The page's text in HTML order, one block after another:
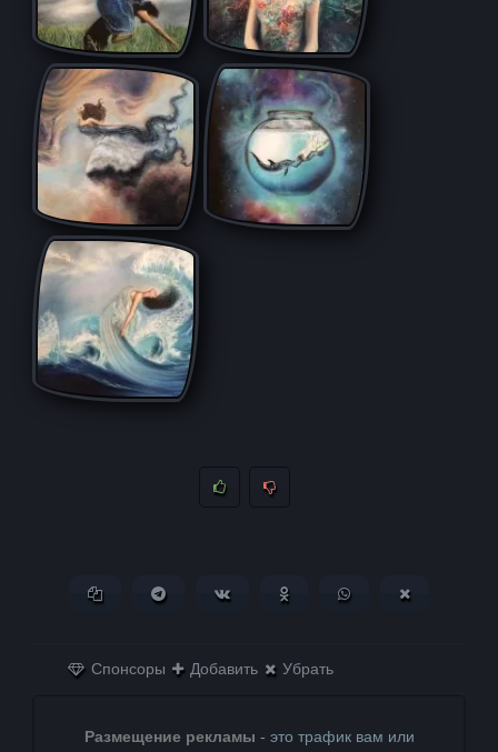
Копировать ссылкуПоделиться в Telegram
Поделиться ВКонтактеПоделиться в
Поделиться в
Спонсоры Добавить Убрать
Размещение рекламы - это трафик вам или